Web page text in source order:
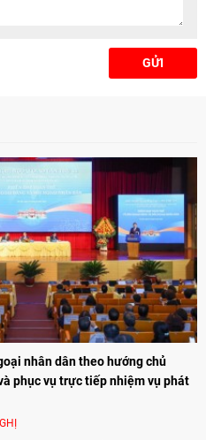
GỬI
nhân dân theo hướng chủ
phục vụ trực tiếp nhiệm vụ phát